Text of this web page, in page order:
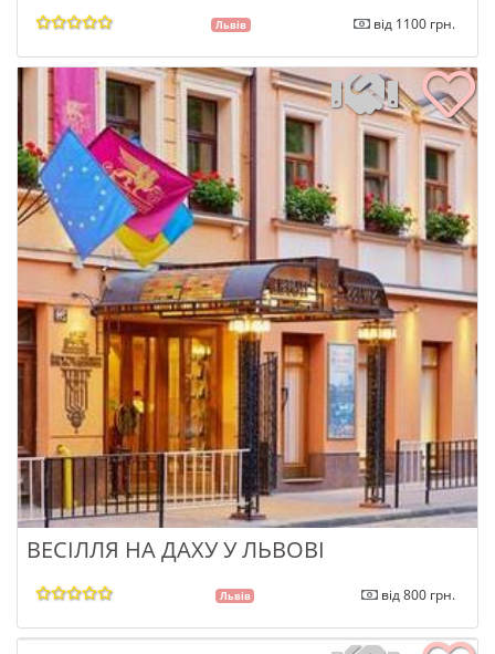
Львів від 1100 грн.
ВЕСІЛЛЯ НА ДАХУ У ЛЬВОВІ
Львів від 800 грн.